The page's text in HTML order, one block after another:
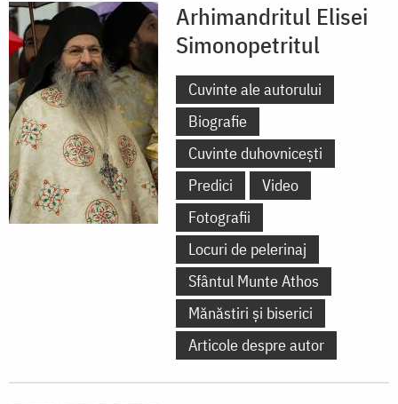
Arhimandritul Elisei
Simonopetritul
Cuvinte ale autorului
Biografie
Cuvinte duhovnicești
Predici
Video
Fotografii
Locuri de pelerinaj
Sfântul Munte Athos
Mănăstiri și biserici
Articole despre autor